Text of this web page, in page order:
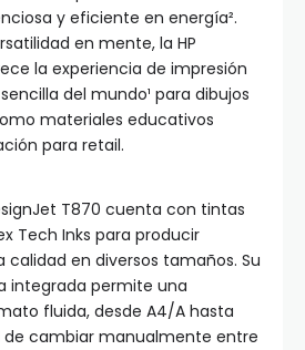
y eficiente en energía².
en mente, la HP
la experiencia de impresión
del mundo¹ para dibujos
materiales educativos
para retail.
T870 cuenta con tintas
Tech Inks para producir
calidad en diversos tamaños. Su
integrada permite una
fluida, desde A4/A hasta
de cambiar manualmente entre